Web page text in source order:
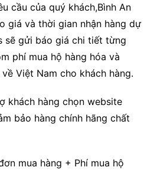
cầu của quý khách,Bình An
giá và thời gian nhận hàng dự
sẽ gửi báo giá chi tiết từng
phí mua hộ hàng hóa và
Việt Nam cho khách hàng.
khách hàng chọn website
bảo hàng chính hãng chất
mua hàng + Phí mua hộ